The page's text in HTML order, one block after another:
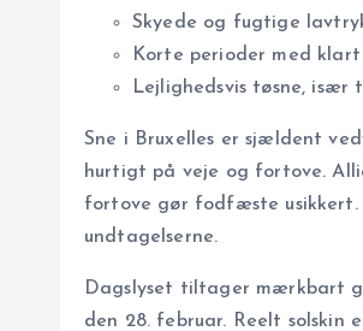
Skyede og fugtige
Korte perioder med
Lejlighedsvis tøsne, især
Sne i Bruxelles er sjældent
hurtigt på veje og fortove.
fortove gør fodfæste usikkert.
undtagelserne.
Dagslyset tiltager mærkbart
den 28. februar. Reelt